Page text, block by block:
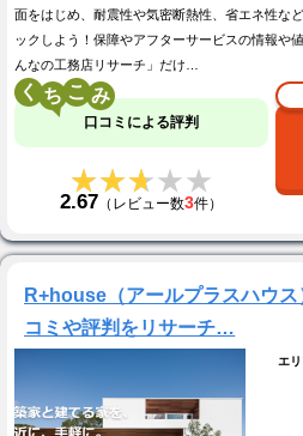
面をはじめ、耐震性や気密断熱性、省エネ性な
ックしよう！保障やアフターサービスの情報や
んなの工務店リサーチ」だけ…
く こ
口コミによる評判
★★★★★
★★★★★
2.67 （レビュー数3件）
R+house（アールプラスハウス
コミや評判をリサーチ…
エ